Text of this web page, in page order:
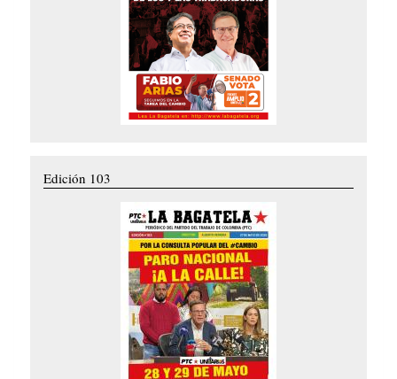
Edición 103